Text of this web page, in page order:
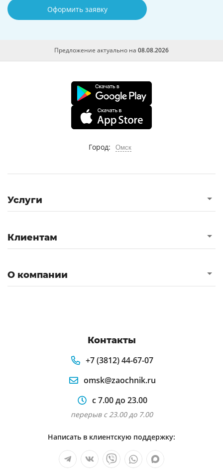
Оформить заявку
Предложение актуально на 08.08.2026
Город: Омск
Услуги
Клиентам
О компании
Контакты
+7 (3812) 44-67-07
omsk@zaochnik.ru
с 7.00 до 23.00
перерыв с 23.00 до 7.00
Написать в клиентскую поддержку: